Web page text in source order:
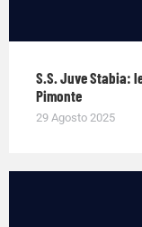
S.S. Juve Stabia:
Pimonte
29 Agosto 2025